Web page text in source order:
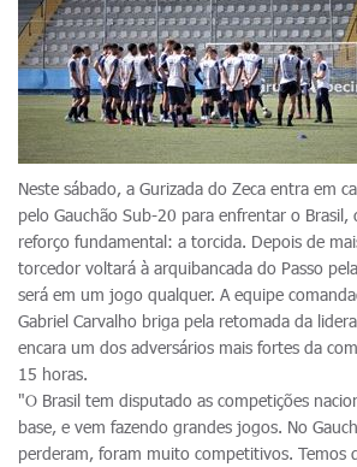
Neste sábado, a Gurizada do Zeca entra em
pelo Gauchão Sub-20 para enfrentar o Brasil,
reforço fundamental: a torcida. Depois de
torcedor voltará à arquibancada do Passo
será em um jogo qualquer. A equipe
Gabriel Carvalho briga pela retomada da
encara um dos adversários mais fortes da
15 horas.
"O Brasil tem disputado as competições
base, e vem fazendo grandes jogos. No
perderam, foram muito competitivos. Temos